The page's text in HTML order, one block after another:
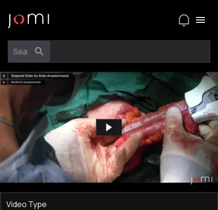
Video Type